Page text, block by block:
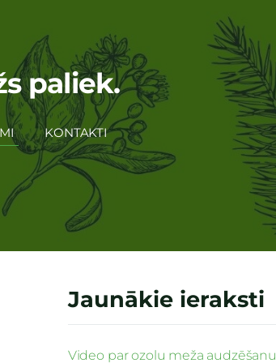
paliek.
KONTAKTI
Jaunākie ieraksti
Video par ozolu meža audzēšanu